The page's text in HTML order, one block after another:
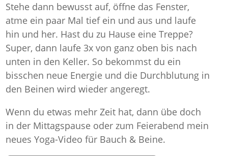
Stehe dann bewusst auf, öffne das Fenster,
atme ein paar Mal tief ein und aus und laufe
hin und her. Hast du zu Hause eine Treppe?
Super, dann laufe 3x von ganz oben bis nach
unten in den Keller. So bekommst du ein
bisschen neue Energie und die Durchblutung in
den Beinen wird wieder angeregt.
Wenn du etwas mehr Zeit hat, dann übe doch
in der Mittagspause oder zum Feierabend mein
neues Yoga-Video für Bauch & Beine.